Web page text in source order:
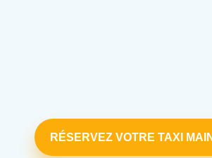
RÉSERVEZ VOTRE TAXI